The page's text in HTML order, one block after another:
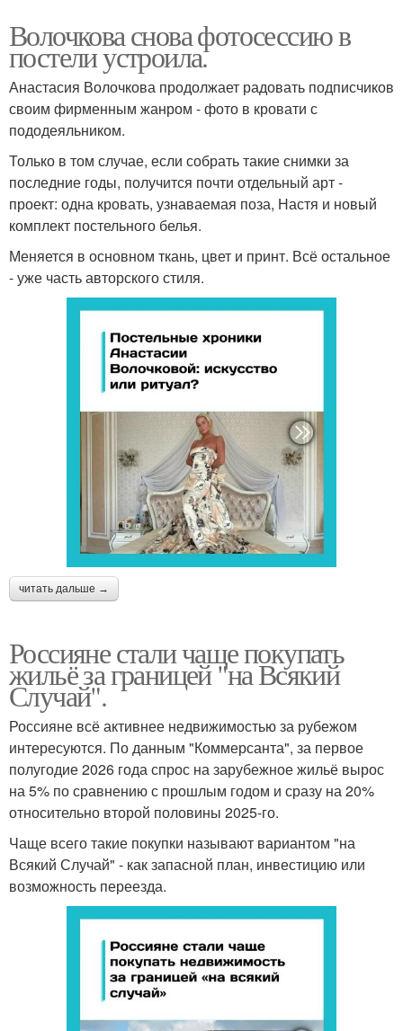
Волочкова снова фотосессию в
постели устроила.
Анастасия Волочкова продолжает радовать подписчиков
своим фирменным жанром - фото в кровати с
пододеяльником.
Только в том случае, если собрать такие снимки за
последние годы, получится почти отдельный арт -
проект: одна кровать, узнаваемая поза, Настя и новый
комплект постельного белья.
Меняется в основном ткань, цвет и принт. Всё остальное
- уже часть авторского стиля.
читать дальше →
Россияне стали чаще покупать
жильё за границей "на Всякий
Случай".
Россияне всё активнее недвижимостью за рубежом
интересуются. По данным "Коммерсанта", за первое
полугодие 2026 года спрос на зарубежное жильё вырос
на 5% по сравнению с прошлым годом и сразу на 20%
относительно второй половины 2025-го.
Чаще всего такие покупки называют вариантом "на
Всякий Случай" - как запасной план, инвестицию или
возможность переезда.